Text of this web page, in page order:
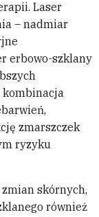
Laser
– nadmiar
erbowo-szklany
kombinacja
zmarszczek
ryzyku
skórnych,
również